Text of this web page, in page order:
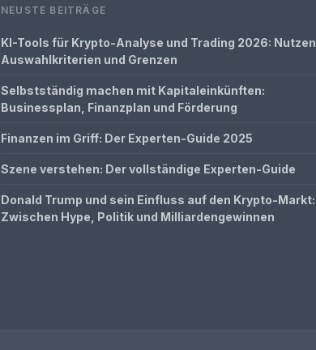
NEUSTE BEITRÄGE
KI-Tools für Krypto-Analyse und Trading 2026: Nutzen,
Auswahlkriterien und Grenzen
Selbstständig machen mit Kapitaleinkünften:
Businessplan, Finanzplan und Förderung
Finanzen im Griff: Der Experten-Guide 2025
Szene verstehen: Der vollständige Experten-Guide
Donald Trump und sein Einfluss auf den Krypto-Markt:
Zwischen Hype, Politik und Milliardengewinnen